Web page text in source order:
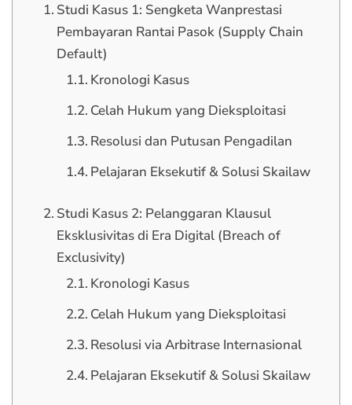
Studi Kasus 1: Sengketa Wanprestasi
Pembayaran Rantai Pasok (Supply Chain
Default)
Kronologi Kasus
Celah Hukum yang Dieksploitasi
Resolusi dan Putusan Pengadilan
Pelajaran Eksekutif & Solusi Skailaw
Studi Kasus 2: Pelanggaran Klausul
Eksklusivitas di Era Digital (Breach of
Exclusivity)
Kronologi Kasus
Celah Hukum yang Dieksploitasi
Resolusi via Arbitrase Internasional
Pelajaran Eksekutif & Solusi Skailaw